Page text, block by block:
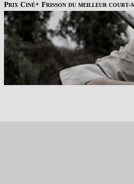
Prix Ciné+ Frisson du meilleur court-